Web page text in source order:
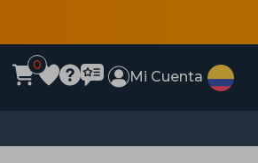
0
Mi Cuenta